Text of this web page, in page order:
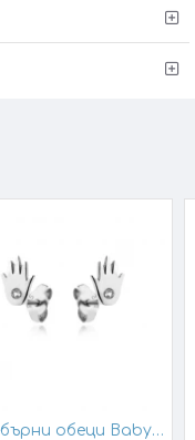
Сребърни обеци Baby Hands